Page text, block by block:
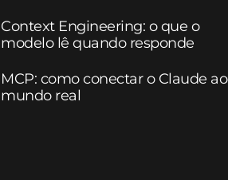
Context Engineering: o que o
modelo lê quando responde
MCP: como conectar o Claude ao
mundo real